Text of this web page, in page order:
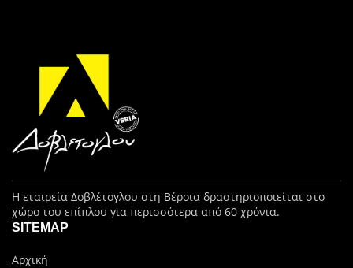
Η εταιρεία Δοβλέτογλου στη Βέροια δραστηριοποιείται στο
χώρο του επίπλου για περισσότερα από 60 χρόνια.
SITEMAP
Αρχική